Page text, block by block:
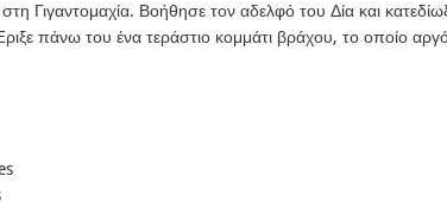
Γιγαντομαχία. Βοήθησε τον αδελφό του Δία και
πάνω του ένα τεράστιο κομμάτι βράχου, το οποίο